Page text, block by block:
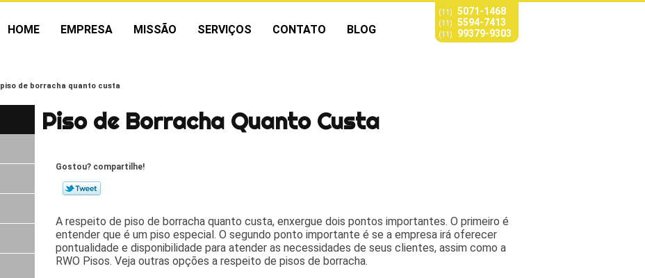
HOME EMPRESA MISSÃO SERVIÇOS CONTATO BLOG
(11) 5071-1468
(11) 5594-7413
(11) 99379-9303
piso de borracha quanto custa
Piso de Borracha Quanto Custa
Gostou? compartilhe!
A respeito de piso de borracha quanto custa, enxergue dois pontos importantes. O primeiro é
entender que é um piso especial. O segundo ponto importante é se a empresa irá oferecer
pontualidade e disponibilidade para atender as necessidades de seus clientes, assim como a
RWO Pisos. Veja outras opções a respeito de pisos de borracha.